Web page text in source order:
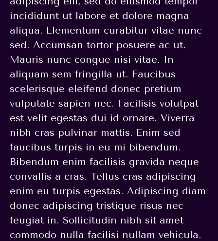
incididunt ut labore et dolore magna
aliqua. Elementum curabitur vitae nunc
sed. Accumsan tortor posuere ac ut.
Mauris nunc congue nisi vitae. In
aliquam sem fringilla ut. Faucibus
scelerisque eleifend donec pretium
vulputate sapien nec. Facilisis volutpat
est velit egestas dui id ornare. Viverra
nibh cras pulvinar mattis. Enim sed
faucibus turpis in eu mi bibendum.
Bibendum enim facilisis gravida neque
convallis a cras. Tellus cras adipiscing
enim eu turpis egestas. Adipiscing diam
donec adipiscing tristique risus nec
feugiat in. Sollicitudin nibh sit amet
commodo nulla facilisi nullam vehicula.